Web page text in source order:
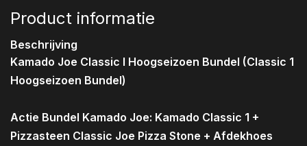
Product informatie
Beschrijving
Kamado Joe Classic I Hoogseizoen Bundel (Classic 1
Hoogseizoen Bundel)
Actie Bundel Kamado Joe: Kamado Classic 1 +
Pizzasteen Classic Joe Pizza Stone + Afdekhoes